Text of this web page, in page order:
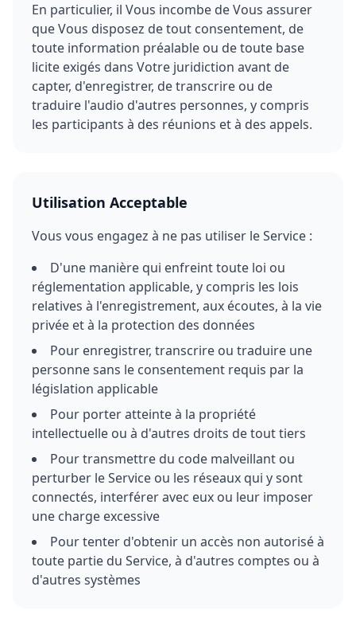
En particulier, il Vous incombe de Vous assurer
que Vous disposez de tout consentement, de
toute information préalable ou de toute base
licite exigés dans Votre juridiction avant de
capter, d'enregistrer, de transcrire ou de
traduire l'audio d'autres personnes, y compris
les participants à des réunions et à des appels.
Utilisation Acceptable
Vous vous engagez à ne pas utiliser le Service :
D'une manière qui enfreint toute loi ou
réglementation applicable, y compris les lois
relatives à l'enregistrement, aux écoutes, à la vie
privée et à la protection des données
Pour enregistrer, transcrire ou traduire une
personne sans le consentement requis par la
législation applicable
Pour porter atteinte à la propriété
intellectuelle ou à d'autres droits de tout tiers
Pour transmettre du code malveillant ou
perturber le Service ou les réseaux qui y sont
connectés, interférer avec eux ou leur imposer
une charge excessive
Pour tenter d'obtenir un accès non autorisé à
toute partie du Service, à d'autres comptes ou à
d'autres systèmes